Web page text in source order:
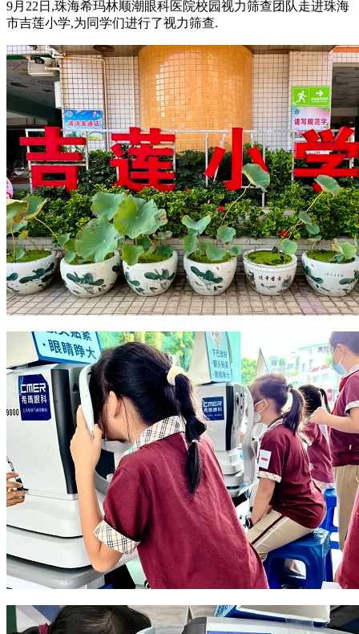
9月22日,珠海希玛林顺潮眼科医院校园视力筛查团队走进珠海
市吉莲小学,为同学们进行了视力筛查.